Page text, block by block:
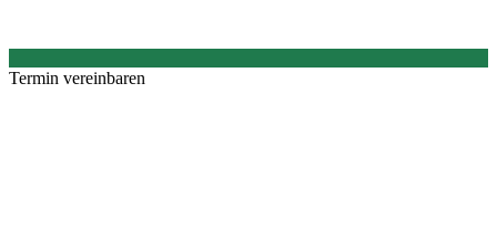
Termin vereinbaren